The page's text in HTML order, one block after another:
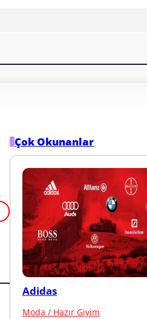
Çok Okunanlar
Adidas
Moda / Hazır Giyim